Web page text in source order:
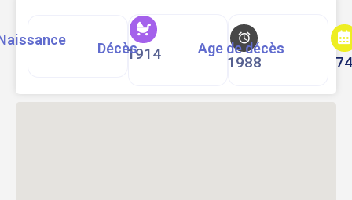
1914
Décès
1988
Age de décès